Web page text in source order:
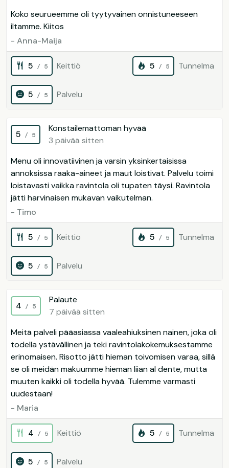
Koko seurueemme oli tyytyväinen onnistuneeseen
iltamme. Kiitos
- Anna-Maija
5 / 5 Keittiö 5 / 5 Tunnelma
5 / 5 Palvelu
5 / 5
Konstailemattoman hyvää
3 päivää sitten
Menu oli innovatiivinen ja varsin yksinkertaisissa
annoksissa raaka-aineet ja maut loistivat. Palvelu toimi
loistavasti vaikka ravintola oli tupaten täysi. Ravintola
jätti harvinaisen mukavan vaikutelman.
- Timo
5 / 5 Keittiö 5 / 5 Tunnelma
5 / 5 Palvelu
4 / 5
Palaute
7 päivää sitten
Meitä palveli pääasiassa vaaleahiuksinen nainen, joka oli
todella ystävällinen ja teki ravintolakokemuksestamme
erinomaisen. Risotto jätti hieman toivomisen varaa, sillä
se oli meidän makuumme hieman liian al dente, mutta
muuten kaikki oli todella hyvää. Tulemme varmasti
uudestaan!
- Maria
4 / 5 Keittiö 5 / 5 Tunnelma
5 / 5 Palvelu